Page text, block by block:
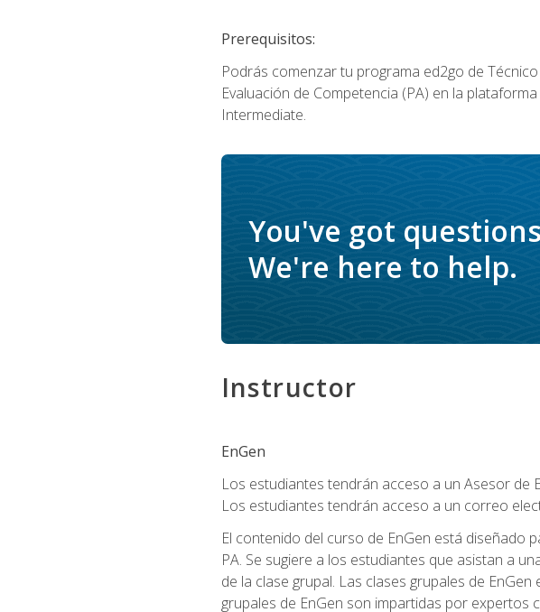
Prerequisitos:
Podrás comenzar tu programa ed2go de
Evaluación de Competencia (PA) en la
Intermediate.
You've got
We're here to help.
Instructor
EnGen
Los estudiantes tendrán acceso a un Asesor de
Los estudiantes tendrán acceso a un correo
El contenido del curso de EnGen está diseñado
PA. Se sugiere a los estudiantes que asistan a
de la clase grupal. Las clases grupales de
grupales de EnGen son impartidas por expertos